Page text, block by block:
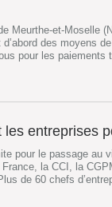
Meurthe-et-Moselle
des moyens
pour les
entreprises
pour le passage au
la CCI, la
de 60 chefs